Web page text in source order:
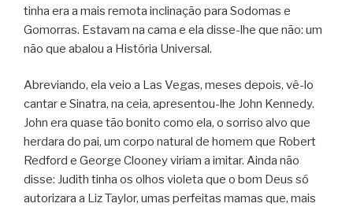
tinha era a mais remota inclinação para Sodomas e
Gomorras. Estavam na cama e ela disse-lhe que não: um
não que abalou a História Universal.
Abreviando, ela veio a Las Vegas, meses depois, vê-lo
cantar e Sinatra, na ceia, apresentou-lhe John Kennedy.
John era quase tão bonito como ela, o sorriso alvo que
herdara do pai, um corpo natural de homem que Robert
Redford e George Clooney viriam a imitar. Ainda não
disse: Judith tinha os olhos violeta que o bom Deus só
autorizara a Liz Taylor, umas perfeitas mamas que, mais